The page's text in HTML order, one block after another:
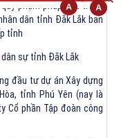
dân tỉnh Đắk Lắk ban
tỉnh
tỉnh Phú Yên (nay là
Cổ phần Tập đoàn công